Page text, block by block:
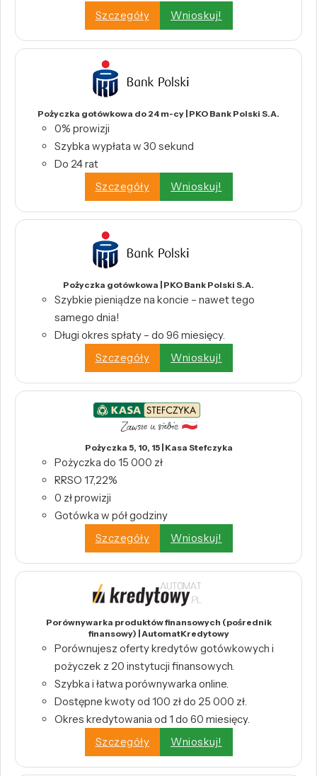
Szczegóły
Wnioskuj!
Pożyczka gotówkowa do 24 m-cy | PKO Bank Polski S.A.
0% prowizji
Szybka wypłata w 30 sekund
Do 24 rat
Szczegóły
Wnioskuj!
Pożyczka gotówkowa | PKO Bank Polski S.A.
Szybkie pieniądze na koncie – nawet tego
samego dnia!
Długi okres spłaty – do 96 miesięcy.
Szczegóły
Wnioskuj!
Pożyczka 5, 10, 15 | Kasa Stefczyka
Pożyczka do 15 000 zł
RRSO 17,22%
0 zł prowizji
Gotówka w pół godziny
Szczegóły
Wnioskuj!
Porównywarka produktów finansowych (pośrednik
finansowy) | AutomatKredytowy
Porównujesz oferty kredytów gotówkowych i
pożyczek z 20 instytucji finansowych.
Szybka i łatwa porównywarka online.
Dostępne kwoty od 100 zł do 25 000 zł.
Okres kredytowania od 1 do 60 miesięcy.
Szczegóły
Wnioskuj!